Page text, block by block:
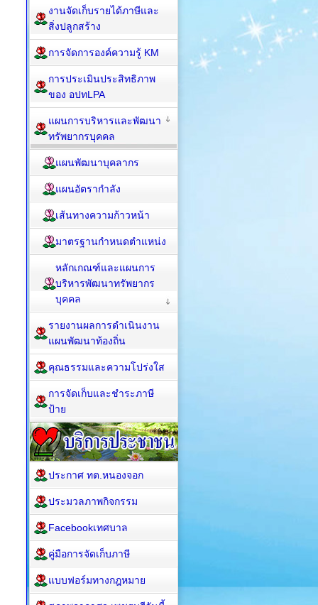
งานจัดเก็บรายได้ภาษีและ
สิ่งปลูกสร้าง
การจัดการองค์ความรู้ KM
การประเมินประสิทธิภาพ
ของ อปทLPA
แผนการบริหารและพัฒนา
ทรัพยากรบุคคล
แผนพัฒนาบุคลากร
แผนอัตรากำลัง
เส้นทางความก้าวหน้า
มาตรฐานกำหนดตำแหน่ง
หลักเกณฑ์และแผนการ
บริหารพัฒนาทรัพยากร
บุคคล
รายงานผลการดำเนินงาน
แผนพัฒนาท้องถิ่น
คุณธรรมและความโปร่งใส
การจัดเก็บและชำระภาษี
ป้าย
ประกาศ ทต.หนองจอก
ประมวลภาพกิจกรรม
Facebookเทศบาล
คู่มือการจัดเก็บภาษี
แบบฟอร์มทางกฎหมาย